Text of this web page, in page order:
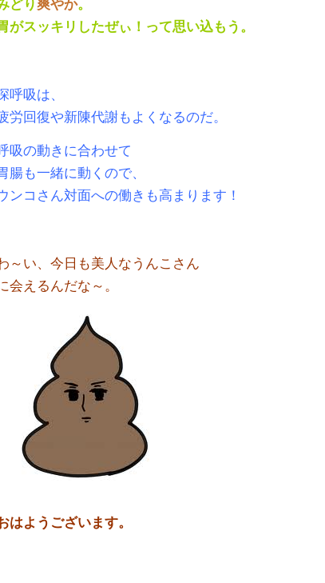
がスッキリしたぜぃ！ って思い込もう。
呼吸は、
労回復や新陳代謝もよくなるのだ。
吸の動きに合わせて
腸も一緒に動くので、
ンコさん対面への働きも高まります！
～い、今日も美人なうんこさん
会えるんだな～。
はようございます。